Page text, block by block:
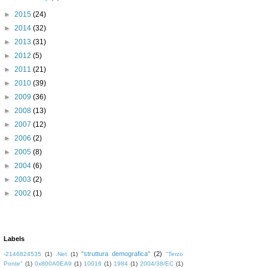
► 2015 (24)
► 2014 (32)
► 2013 (31)
► 2012 (5)
► 2011 (21)
► 2010 (39)
► 2009 (36)
► 2008 (13)
► 2007 (12)
► 2006 (2)
► 2005 (8)
► 2004 (6)
► 2003 (2)
► 2002 (1)
Labels
-2146824535 (1) .Net (1) "struttura demografica" (2)
"Terzo
Ponte" (1) 0x800A0EA9 (1) 10016 (1) 1984 (1) 2004/38/EC (1)